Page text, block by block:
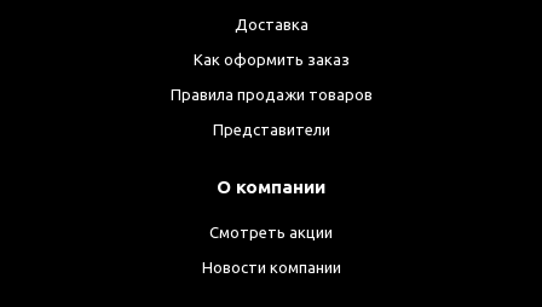
Доставка
Как оформить заказ
Правила продажи товаров
Представители
О компании
Смотреть акции
Новости компании